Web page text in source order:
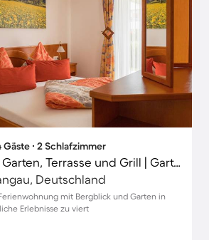
Gäste ∙ 2 Schlafzimmer
Apartment mit Garten, Terrasse und Grill | Gartenblick | Perfekt für die Arbeit von Zuhause
Deutschland
mit Bergblick und Garten in
Erlebnisse zu viert